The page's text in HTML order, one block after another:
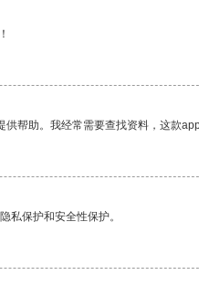
帮助。我经常需要查找资料，这款
私保护和安全性保护。